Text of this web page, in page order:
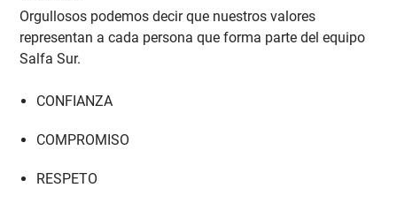
Orgullosos podemos decir que nuestros valores
representan a cada persona que forma parte del equipo
Salfa Sur.
CONFIANZA
COMPROMISO
RESPETO